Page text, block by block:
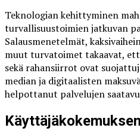
Teknologian kehittyminen
turvallisuustoimien jatkuvan
Salausmenetelmät,
muut turvatoimet takaavat,
sekä rahansiirrot ovat
median ja digitaalisten
helpottanut palvelujen